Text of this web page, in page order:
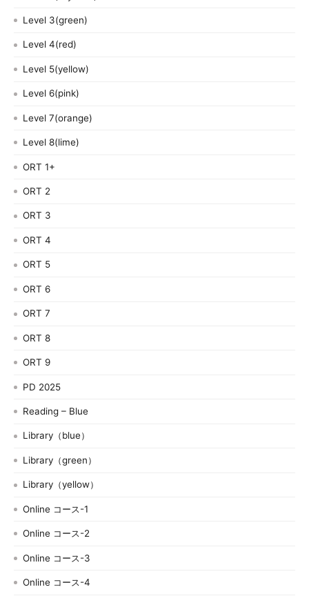
Level 3(green)
Level 4(red)
Level 5(yellow)
Level 6(pink)
Level 7(orange)
Level 8(lime)
ORT 1+
ORT 2
ORT 3
ORT 4
ORT 5
ORT 6
ORT 7
ORT 8
ORT 9
PD 2025
Reading – Blue
Library（blue）
Library（green）
Library（yellow）
Online コース-1
Online コース-2
Online コース-3
Online コース-4